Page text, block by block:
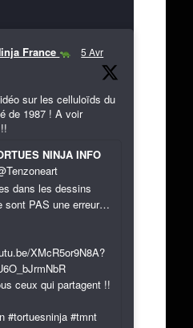
France 5 Avr
sur les celluloïds du
de 1987 ! A voir
NINJA INFO
dans les dessins
sont PAS une erreur…
XMcR5or9N8A?
ceux qui partagent !!
#tortuesninja #tmnt